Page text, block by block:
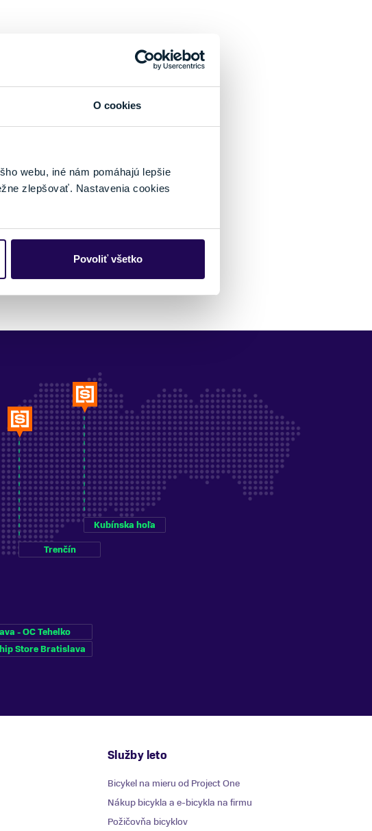
O cookies
webu, iné nám pomáhajú lepšie
zlepšovať. Nastavenia cookies
Povoliť všetko
- OC Tehelko
Store Bratislava
Trenčín
Kubínska hoľa
Služby leto
Bicykel na mieru od Project One
Nákup bicykla a e-bicykla na firmu
Požičovňa bicyklov